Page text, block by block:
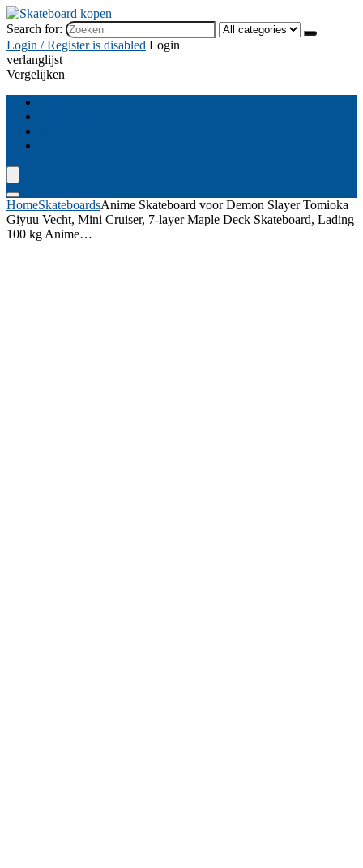
Search for:
Login / Register is disabled Login
verlanglijst
Vergelijken
HomeSkateboardsAnime Skateboard voor Demon Slayer Tomioka
Giyuu Vecht, Mini Cruiser, 7-layer Maple Deck Skateboard, Lading
100 kg Anime…